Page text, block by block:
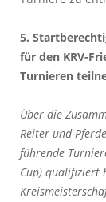
5.
für den KRV-
Turnieren
Über die
Reiter und
führende
Cup) qualifiziert